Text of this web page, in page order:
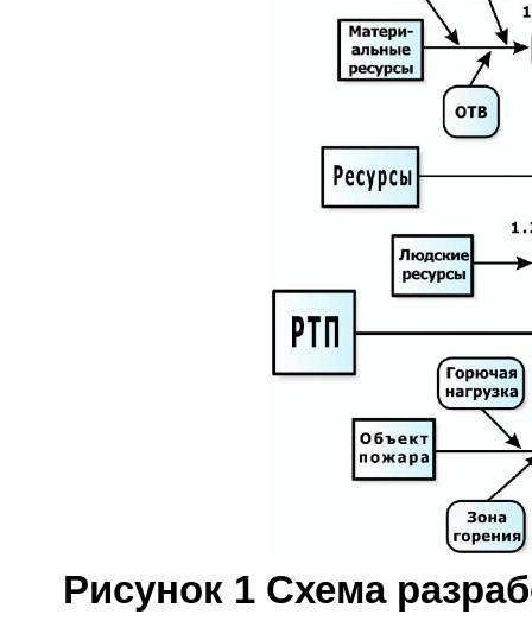
Рисунок 1 Схема